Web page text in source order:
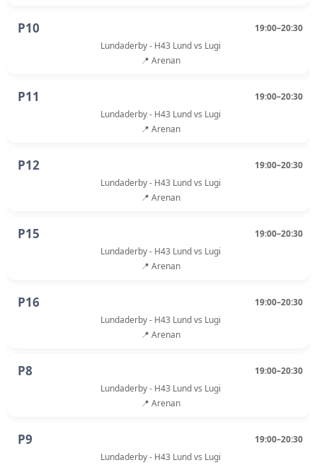
P10
19:00–20:30
Lundaderby - H43 Lund vs Lugi
📍 Arenan
P11
19:00–20:30
Lundaderby - H43 Lund vs Lugi
📍 Arenan
P12
19:00–20:30
Lundaderby - H43 Lund vs Lugi
📍 Arenan
P15
19:00–20:30
Lundaderby - H43 Lund vs Lugi
📍 Arenan
P16
19:00–20:30
Lundaderby - H43 Lund vs Lugi
📍 Arenan
P8
19:00–20:30
Lundaderby - H43 Lund vs Lugi
📍 Arenan
P9
19:00–20:30
Lundaderby - H43 Lund vs Lugi